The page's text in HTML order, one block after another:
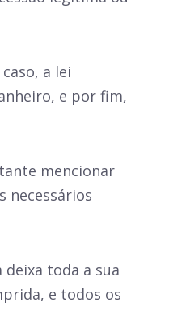
a lei
e por fim,
mencionar
necessários
toda a sua
e todos os